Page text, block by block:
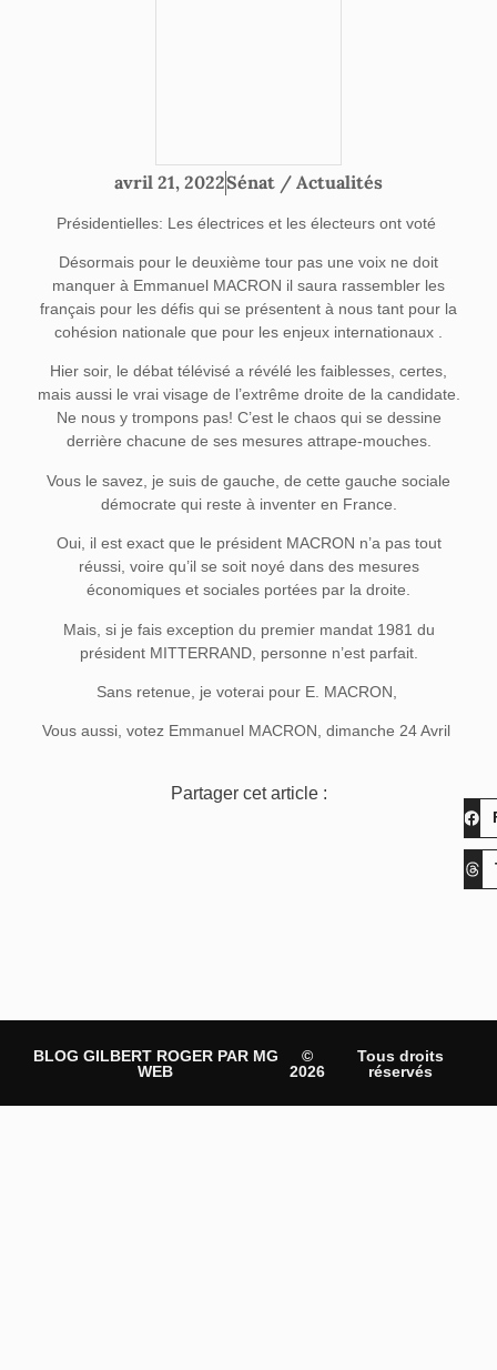
avril 21, 2022Sénat / Actualités
Présidentielles: Les électrices et les électeurs ont voté
Désormais pour le deuxième tour pas une voix ne doit
manquer à Emmanuel MACRON il saura rassembler les
français pour les défis qui se présentent à nous tant pour la
cohésion nationale que pour les enjeux internationaux
Hier soir, le débat télévisé a révélé les faiblesses, certes,
mais aussi le vrai visage de l’extrême droite de la candidate.
Ne nous y trompons pas! C’est le chaos qui se dessine
derrière chacune de ses mesures attrape-mouches.
Vous le savez, je suis de gauche, de cette gauche sociale
démocrate qui reste à inventer en France.
Oui, il est exact que le président MACRON n’a pas tout
réussi, voire qu’il se soit noyé dans des mesures
économiques et sociales portées par la droite.
Mais, si je fais exception du premier mandat 1981 du
président MITTERRAND, personne n’est parfait.
Sans retenue, je voterai pour E. MACRON,
Vous aussi, votez Emmanuel MACRON, dimanche 24 Avril
Partager cet article :
BLOG GILBERT ROGER PAR MG
WEB
©
2026
Tous droits
réservés